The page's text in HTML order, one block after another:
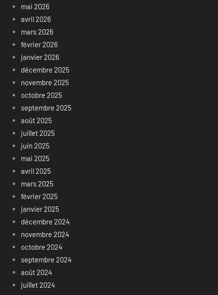
mai 2026
avril 2026
mars 2026
février 2026
janvier 2026
décembre 2025
novembre 2025
octobre 2025
septembre 2025
août 2025
juillet 2025
juin 2025
mai 2025
avril 2025
mars 2025
février 2025
janvier 2025
décembre 2024
novembre 2024
octobre 2024
septembre 2024
août 2024
juillet 2024